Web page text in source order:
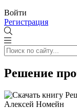
Войти
Регистрация
Решение